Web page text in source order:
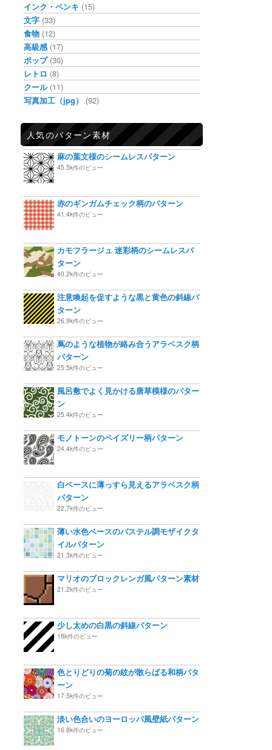
インク・ペンキ (15)
文字 (33)
食物 (12)
高級感 (17)
ポップ(30)
レトロ (8)
クール(11)
写真加工（jpg）
(92)
人気のパターン素材
麻の葉文様のシームレスパターン
45.5k件のビュー
赤のギンガムチェック柄のパターン
41.4k件のビュー
カモフラージュ 迷彩柄のシームレスパ
ターン
40.2k件のビュー
注意喚起を促すような黒と黄色の斜線パ
ターン
26.9k件のビュー
蔦のような植物が絡み合うアラベスク柄
パターン
25.5k件のビュー
風呂敷でよく見かける唐草模様のパター
ン
25.4k件のビュー
モノトーンのペイズリー柄パターン
24.4k件のビュー
白ベースに薄っすら見えるアラベスク柄
パターン
22.7k件のビュー
薄い水色ベースのパステル調モザイクタ
イルパターン
21.3k件のビュー
マリオのブロックレンガ風パターン素材
21.2k件のビュー
少し太めの白黒の斜線パターン
18k件のビュー
色とりどりの菊の紋が散らばる和柄パタ
ーン
17.5k件のビュー
淡い色合いのヨーロッパ風壁紙パターン
16.8k件のビュー